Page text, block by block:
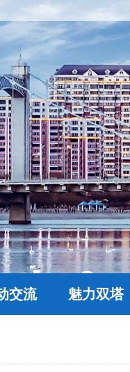
交流 魅力双塔